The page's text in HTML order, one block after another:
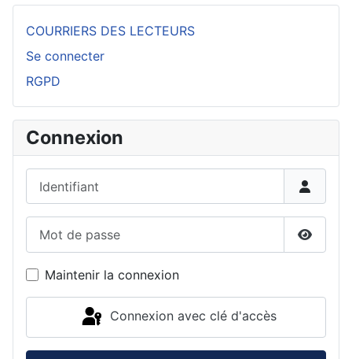
COURRIERS DES LECTEURS
Se connecter
RGPD
Connexion
Maintenir la connexion
Connexion avec clé d'accès